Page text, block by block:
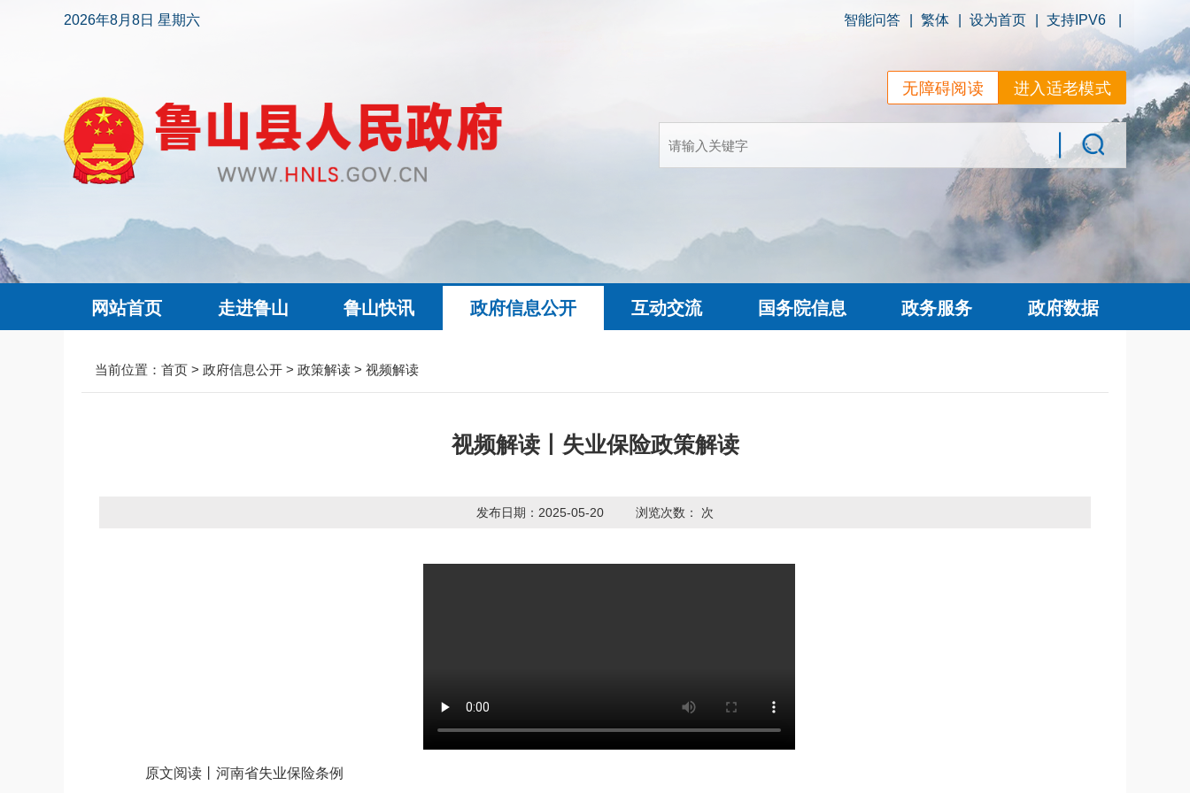
2026年8月8日 星期六 智能问答 繁体 设为首页 支持IPV6
进入适老模式
无障碍阅读
网站首页 走进鲁山 鲁山快讯 政府信息公开 互动交流 国务院信息 政务服务 政府数据
当前位置： 首页 > 政府信息公开 > 政策解读 > 视频解读
视频解读丨失业保险政策解读
发布日期：2025-05-20 浏览次数： 次
原文阅读丨河南省失业保险条例